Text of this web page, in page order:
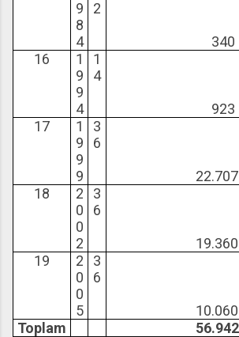
9
8
4
2
340
16
1
9
9
4
1
4
923
17
1
9
9
9
3
6
22.707
18
2
0
0
2
3
6
19.360
19
2
0
0
5
3
6
10.060
Toplam
56.942